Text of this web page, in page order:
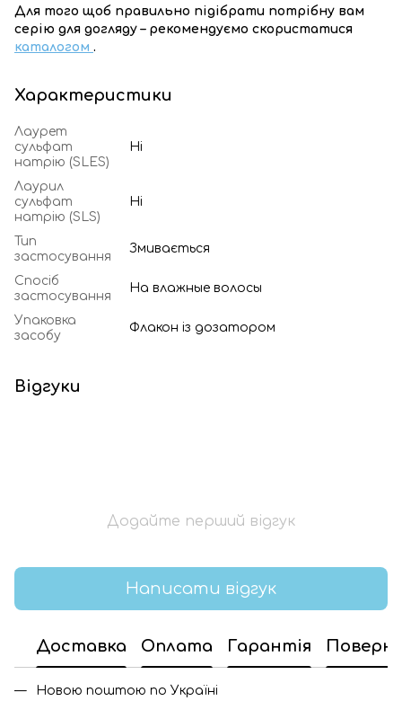
Для того щоб правильно підібрати потрібну вам
серію для догляду – рекомендуємо скористатися
каталогом .
Характеристики
Лаурет
сульфат
натрію (SLES)
Ні
Лаурил
сульфат
натрію (SLS)
Ні
Тип
застосування
Змивається
Спосіб
застосування
На влажные волосы
Упаковка
засобу
Флакон із дозатором
Відгуки
Додайте перший відгук
Написати відгук
Доставка Оплата Гарантія
Новою поштою по Україні